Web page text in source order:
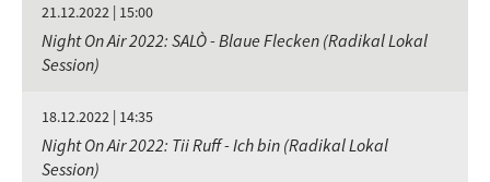
21.12.2022 | 15:00
Night On Air 2022: SALÒ - Blaue Flecken (Radikal Lokal
Session)
18.12.2022 | 14:35
Night On Air 2022: Tii Ruff - Ich bin (Radikal Lokal
Session)